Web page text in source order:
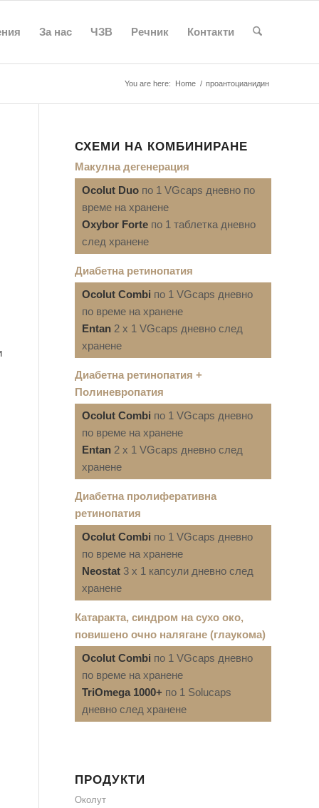
За нас ЧЗВ Речник Контакти
You are here: Home / проантоцианидин
СХЕМИ НА КОМБИНИРАНЕ
Макулна дегенерация
Ocolut Duo по 1 VGcaps дневно по
време на хранене
Oxybor Forte по 1 таблетка дневно
след хранене
Диабетна ретинопатия
Ocolut Combi по 1 VGcaps дневно
по време на хранене
Entan 2 x 1 VGcaps дневно след
хранене
Диабетна ретинопатия +
Полиневропатия
Ocolut Combi по 1 VGcaps дневно
по време на хранене
Entan 2 x 1 VGcaps дневно след
хранене
Диабетна пролиферативна
ретинопатия
Ocolut Combi по 1 VGcaps дневно
по време на хранене
Neostat 3 x 1 капсули дневно след
хранене
Катаракта, синдром на сухо око,
повишено очно налягане (глаукома)
Ocolut Combi по 1 VGcaps дневно
по време на хранене
TriOmega 1000+ по 1 Solucaps
дневно след хранене
ПРОДУКТИ
Околут